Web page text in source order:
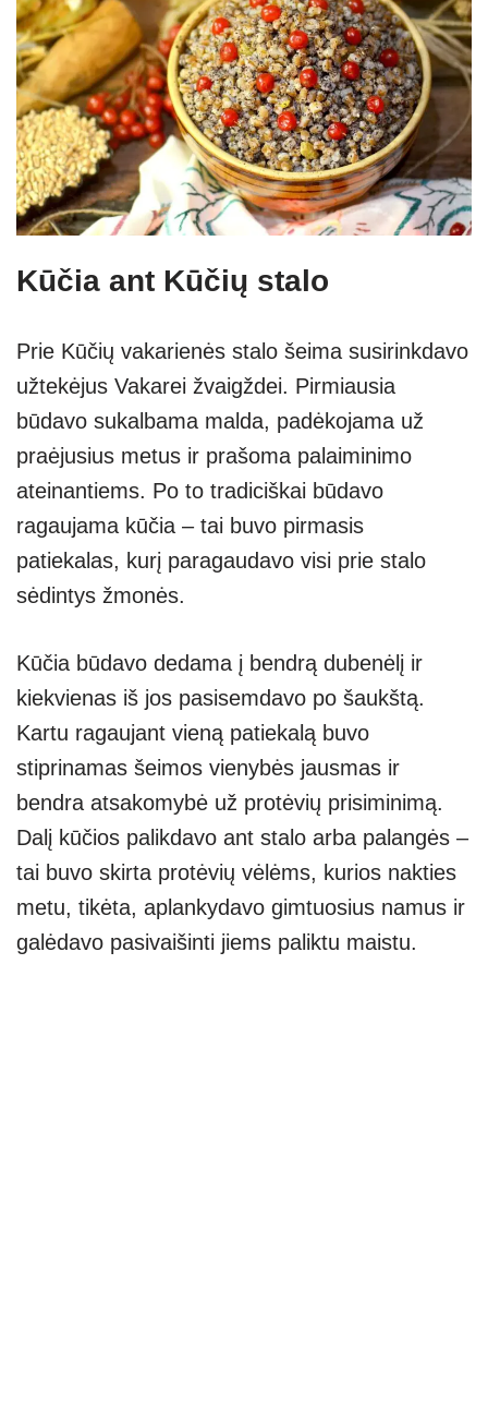
Kūčia ant Kūčių stalo
Prie Kūčių vakarienės stalo šeima susirinkdavo
užtekėjus Vakarei žvaigždei. Pirmiausia
būdavo sukalbama malda, padėkojama už
praėjusius metus ir prašoma palaiminimo
ateinantiems. Po to tradiciškai būdavo
ragaujama kūčia – tai buvo pirmasis
patiekalas, kurį paragaudavo visi prie stalo
sėdintys žmonės.
Kūčia būdavo dedama į bendrą dubenėlį ir
kiekvienas iš jos pasisemdavo po šaukštą.
Kartu ragaujant vieną patiekalą buvo
stiprinamas šeimos vienybės jausmas ir
bendra atsakomybė už protėvių prisiminimą.
Dalį kūčios palikdavo ant stalo arba palangės –
tai buvo skirta protėvių vėlėms, kurios nakties
metu, tikėta, aplankydavo gimtuosius namus ir
galėdavo pasivaišinti jiems paliktu maistu.